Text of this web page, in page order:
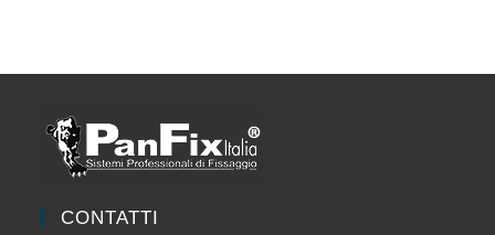
CONTATTI